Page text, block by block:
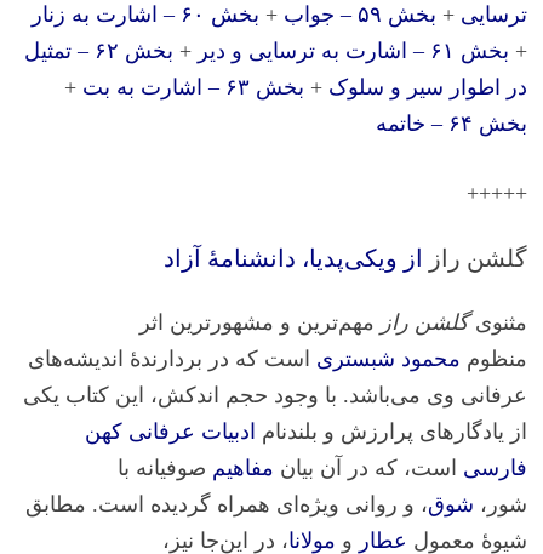
ترسایی + بخش ۵۹ – جواب + بخش ۶۰ – اشارت به زنار
+ بخش ۶۱ – اشارت به ترسایی و دیر +
بخش ۶۲ – تمثیل
در اطوار سیر و سلوک + بخش ۶۳ – اشارت به بت
+
بخش ۶۴ – خاتمه
+++++
گلشن راز از ویکی‌پدیا، دانشنامهٔ آزاد
مثنویگلشن راز مهم‌ترین و مشهورترین اثر
منظوم محمود شبستری است که در بردارندهٔ اندیشه‌های
عرفانی وی می‌باشد. با وجود حجم اندکش، این کتاب یکی
از یادگارهای پرارزش و بلندنام ادبیات عرفانی کهن
فارسی است، که در آن بیان مفاهیم صوفیانه با
شور، شوق، و روانی ویژه‌ای همراه گردیده است. مطابق
شیوهٔ معمول عطار و مولانا، در این‌جا نیز،